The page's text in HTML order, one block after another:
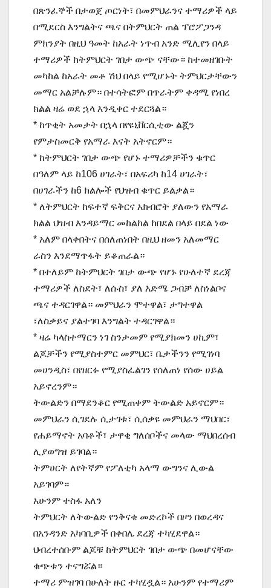
በጽንፈኞች በታወጀ ጦርነት፣ በመምህራንና ተማሪዎች ላይ
በሚደርስ እንግልትና ጫና በትምህርት ጠል ፕሮፖጋንዳ
ምክንያት በዚህ ዓመት ከአራት ነጥብ አንድ ሚሊየን በላይ
ተማሪዎች ከትምህርት ገበታ ውጭ ናቸው። ከተመዘገቡት
መካከል ከአራት መቶ ሽህ በላይ የሚሆኑት ትምህርታቸውን
መማር አልቻሉም። በተሳትፎም በጥራትም ቀዳሚ የነበረ
ክልል ዛሬ ወደ ኋላ እንዲቀር ተደርጓል።
* ከጥቂት አመታት በኋላ በየዩኒቨርሲቲው ልጇን
የምታስመርቅ የአማራ እናት አትኖርም።
* ከትምህርት ገበታ ውጭ የሆኑ ተማሪዎቻችን ቁጥር
በዓለም ላይ ከ106 ሀገራት፣ በአፍሪካ ከ14 ሀገራት፣
በሀገራችን ከ6 ክልሎች የህዝብ ቁጥር ይልቃል።
* ለትምህርት ከፍተኛ ፍቅርና አክብሮት ያለውን የአማራ
ክልል ህዝብ እንዳይማር መከልከል ከበደል በላይ በደል ነው
* አለም በላቀበትና በሰለጠነበት በዚህ ዘመን አለመማር
ራስን እንደማጥፋት ይቆጠራል።
* በተለይም ከትምህርት ገበታ ውጭ የሆኑ የሁለተኛ ደረጃ
ተማሪዎች ለስደት፣ ለሱስ፣ ያለ እድሜ ጋብቻ ለስነልቦና
ጫና ተዳርገዋል። መምህራን ሞተዋል፣ ታግተዋል
፣ለስቃይና ያልተገባ እንግልት ተዳርገዋል።
* ዛሬ ካላስተማርን ነገ ስንታመም የሚያክመን ሀኪም፣
ልጆቻችን የሚያስተምር መምህር፣ ቤታችንን የሚገነባ
መሀንዲስ፣ በየዘርፉ የሚያስፈልገን የሰለጠነ የሰው ሀይል
አይኖረንም።
ትውልድን በማደንቆር የሚጠቀም ትውልድ አይኖርም።
መምህራን ሲገደሉ ሲታገቱ፣ ሲሰቃዩ መምህራን ማህበር፣
የሐይማኖት አባቶች፣ ታዋቂ ግለሰቦችና መላው ማህበረሰብ
ሊያወግዝ ይገባል።
ትምሀርት ለየትኛም የፖለቲካ አላማ ውግንና ሊውል
አይገባም።
አሁንም ተስፋ አለን
ትምህርት ለትውልድ የንቅናቄ መድረኮች በዞን በወረዳና
በአንዳንድ አካባቢዎች በቀበሌ ደረጃ ተካሂደዋል።
ህብረተሰቡም ልጆቹ ከትምህርት ገበታ ውጭ በመሆናቸው
ቁጭቱን ተናግሯል።
ተማሪ ምዝገባ በሁለት ዙር ተካሂዷል። አሁንም የተማሪም